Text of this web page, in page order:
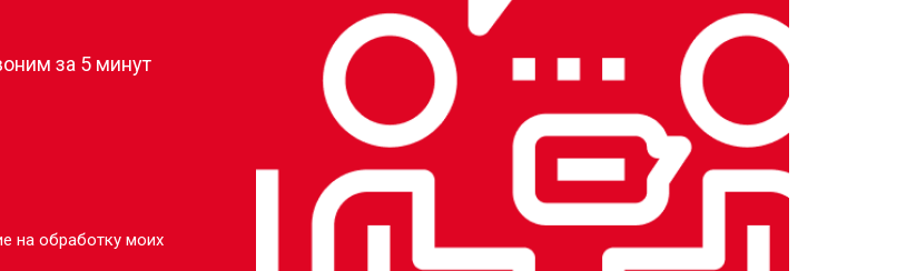
за 5 минут
на обработку моих